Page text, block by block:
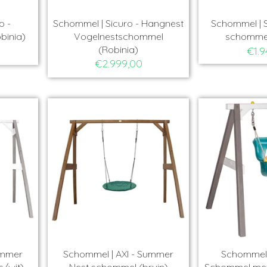
-
Schommel | Sicuro - Hangnest
Vogelnestschommel
(Robinia)
€2.999,00
Schommel |
Schommel | AXI - Summer